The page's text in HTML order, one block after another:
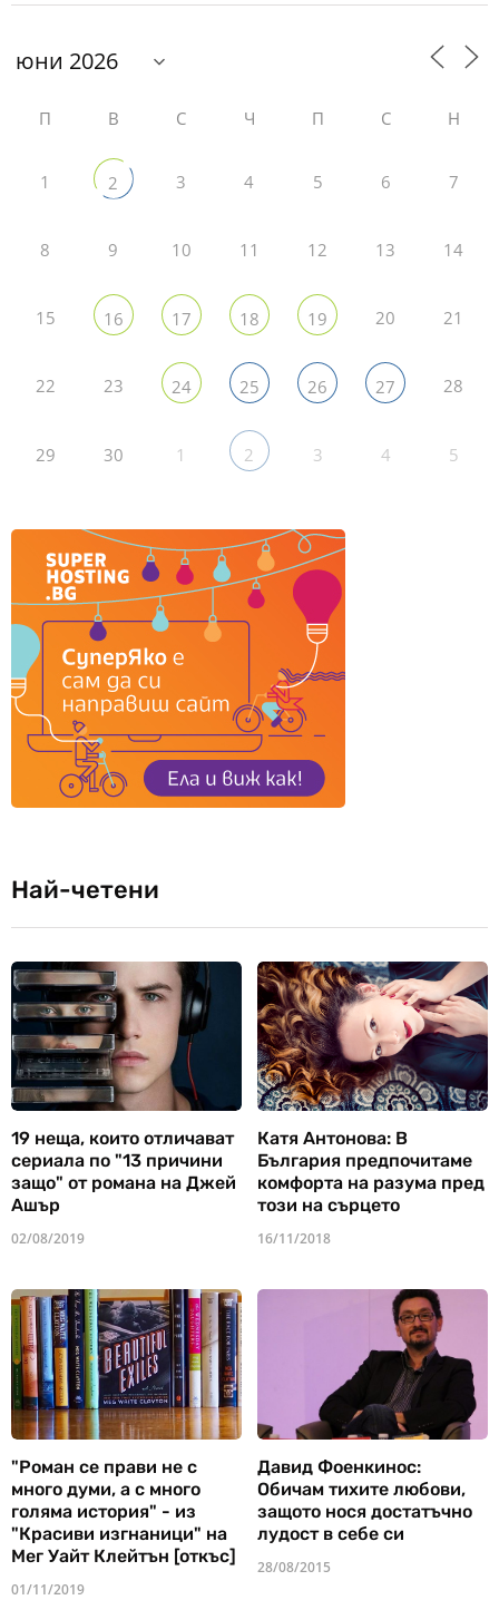
П В С Ч П С Н
1 2 3 4 5 6 7
8 9 10 11 12 13 14
15 16 17 18 19 20 21
22 23 24 25 26 27 28
29 30 1 2 3 4 5
Най-четени
19 неща, които отличават
сериала по "13 причини
защо" от романа на Джей
Ашър
02/08/2019
Катя Антонова: В
България предпочитаме
комфорта на разума пред
този на сърцето
16/11/2018
"Роман се прави не с
много думи, а с много
голяма история" - из
"Красиви изгнаници" на
Мег Уайт Клейтън [откъс]
01/11/2019
Давид Фоенкинос:
Обичам тихите любови,
защото нося достатъчно
лудост в себе си
28/08/2015